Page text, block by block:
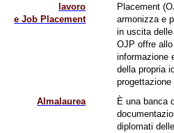
lavoro
e Job Placement
Placement
armonizza e
in uscita
OJP offre
informazione
della propria
progettazione
Almalaurea
È una banca
diplomati